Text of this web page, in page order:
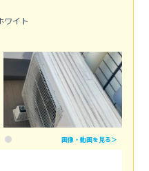
ワイト
画像・動画を見る＞